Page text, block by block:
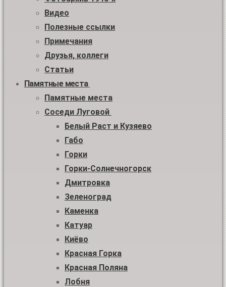
Видео
Полезные ссылки
Примечания
Друзья, коллеги
Статьи
Памятные места
Памятные места
Соседи Луговой
Белый Раст и Кузяево
Габо
Горки
Горки-Солнечногорск
Дмитровка
Зеленоград
Каменка
Катуар
Киёво
Красная Горка
Красная Поляна
Лобня